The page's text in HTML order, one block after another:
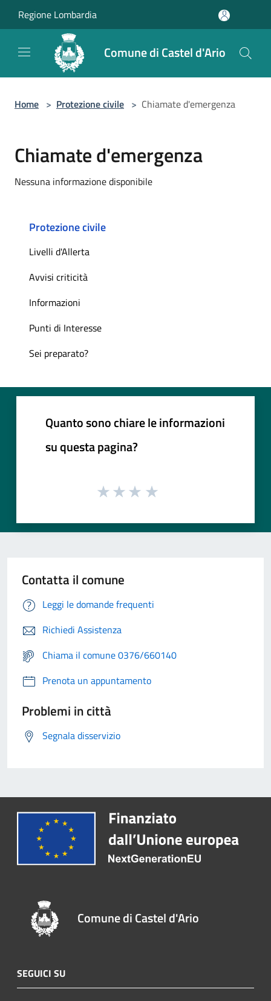
Regione Lombardia
Comune di Castel d'Ario
Home > Protezione civile > Chiamate d'emergenza
Chiamate d'emergenza
Nessuna informazione disponibile
Protezione civile
Livelli d'Allerta
Avvisi criticità
Informazioni
Punti di Interesse
Sei preparato?
Quanto sono chiare le informazioni
su questa pagina?
Contatta il comune
Leggi le domande frequenti
Richiedi Assistenza
Chiama il comune 0376/660140
Prenota un appuntamento
Problemi in città
Segnala disservizio
Comune di Castel d'Ario
SEGUICI SU